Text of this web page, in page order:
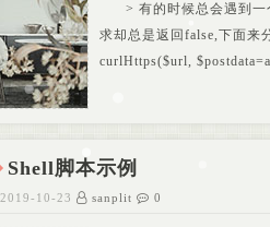
> 有的时候总会遇到
求却总是返回false,下面来
curlHttps($url,
Shell脚本示例
2019-10-23 sanplit 0